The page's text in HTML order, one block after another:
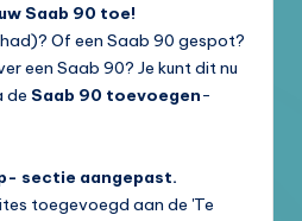
Saab 90 toe!
Of een Saab 90 gespot?
een Saab 90? Je kunt dit nu
de Saab 90 toevoegen-
sectie aangepast.
toegevoegd aan de 'Te